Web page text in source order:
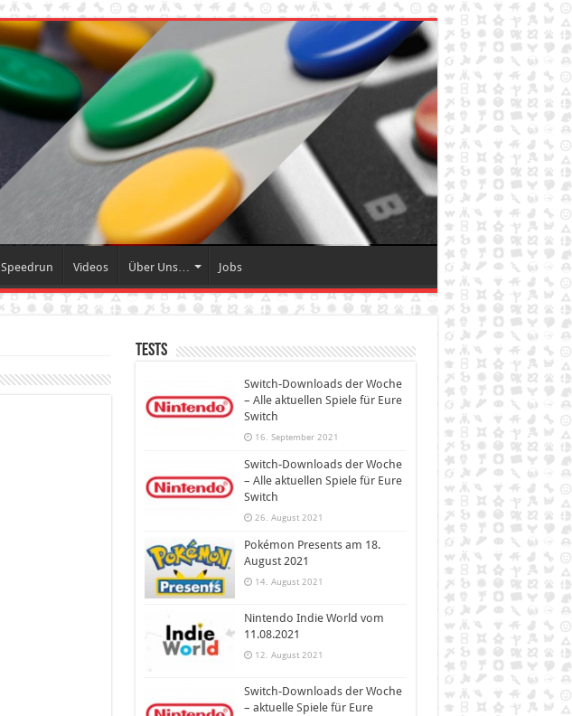
Speedrun Videos Über Uns… Jobs
Tests
Switch-Downloads der Woche
– Alle aktuellen Spiele für Eure
Switch
16. September 2021
Switch-Downloads der Woche
– Alle aktuellen Spiele für Eure
Switch
26. August 2021
Pokémon Presents am 18.
August 2021
14. August 2021
Nintendo Indie World vom
11.08.2021
12. August 2021
Switch-Downloads der Woche
– aktuelle Spiele für Eure